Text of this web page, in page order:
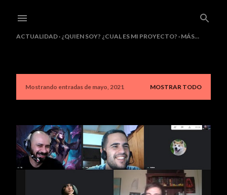
ACTUALIDAD ¿QUIEN SOY? ¿CUAL ES MI PROYECTO? MÁS…
E
r
a
Mostrando entradas de mayo, 2021 MOSTRAR TODO